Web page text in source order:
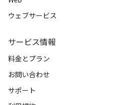
ウェブサービス
サービス情報
料金とプラン
お問い合わせ
サポート